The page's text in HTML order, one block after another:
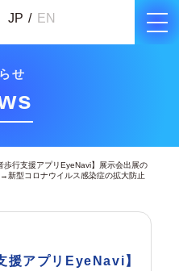
JP EN
せ
歩行支援アプリEyeNavi】展示会出展の
型コロナウイルス感染症の拡大防止
援アプリEyeNavi】